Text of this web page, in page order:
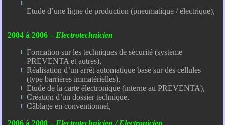
Etude d’une ligne de production (pneumatique / électrique),
2004 à 2006 – Electrotechnicien
Formation sur les techniques de sécurité (système
PREVENTA et autres),
Réalisation d’un arrêt automatique basé sur des cellules
(type barrières immatérielles),
Etude de la carte électronique (interne au PREVENTA),
Création d’un dossier technique,
Câblage en conventionnel,
2006 à 2008 – Electrotechnicien / Electronicien